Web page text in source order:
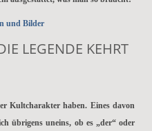
und Bilder
LEGENDE KEHRT
Kultcharakter haben. Eines davon
übrigens uneins, ob es „der“ oder